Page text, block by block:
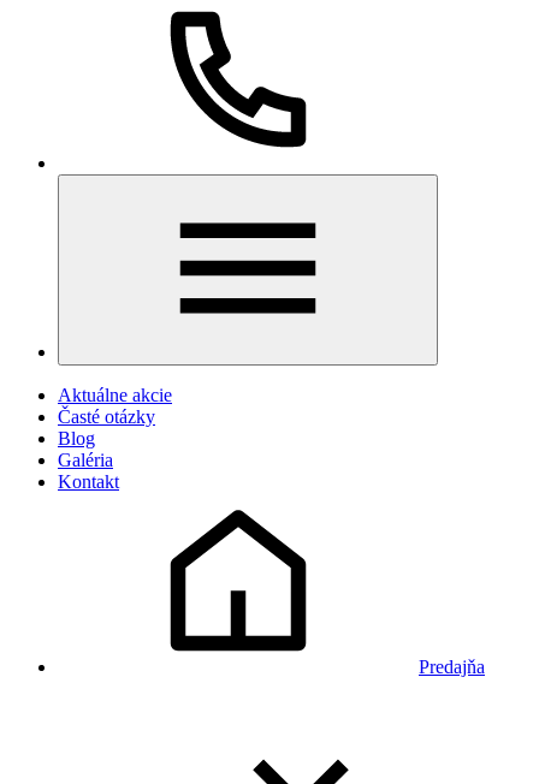
Aktuálne akcie
Časté otázky
Blog
Galéria
Kontakt
Predajňa